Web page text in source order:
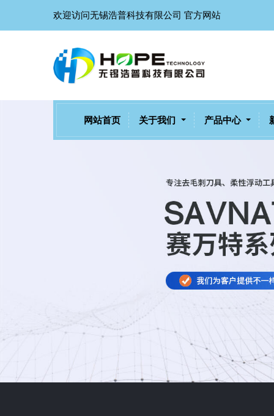
欢迎访问无锡浩普科技有限公司 官方网站
网站首页 关于我们 产品中心